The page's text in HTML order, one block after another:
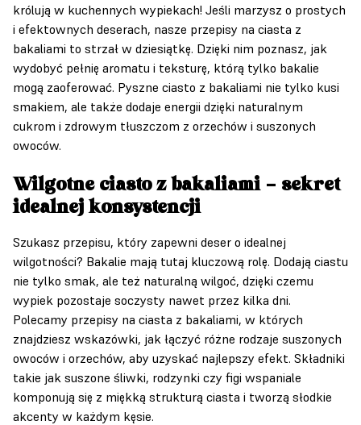
królują w kuchennych wypiekach! Jeśli marzysz o prostych
i efektownych deserach, nasze przepisy na ciasta z
bakaliami to strzał w dziesiątkę. Dzięki nim poznasz, jak
wydobyć pełnię aromatu i teksturę, którą tylko bakalie
mogą zaoferować. Pyszne ciasto z bakaliami nie tylko kusi
smakiem, ale także dodaje energii dzięki naturalnym
cukrom i zdrowym tłuszczom z orzechów i suszonych
owoców.
Wilgotne ciasto z bakaliami – sekret
idealnej konsystencji
Szukasz przepisu, który zapewni deser o idealnej
wilgotności? Bakalie mają tutaj kluczową rolę. Dodają ciastu
nie tylko smak, ale też naturalną wilgoć, dzięki czemu
wypiek pozostaje soczysty nawet przez kilka dni.
Polecamy przepisy na ciasta z bakaliami, w których
znajdziesz wskazówki, jak łączyć różne rodzaje suszonych
owoców i orzechów, aby uzyskać najlepszy efekt. Składniki
takie jak suszone śliwki, rodzynki czy figi wspaniale
komponują się z miękką strukturą ciasta i tworzą słodkie
akcenty w każdym kęsie.